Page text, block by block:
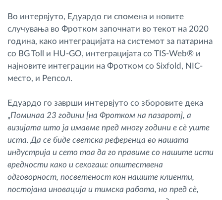
Во интервјуто, Едуардо ги спомена и новите
случувања во Фротком започнати во текот на 2020
година, како интеграцијата на системот за патарина
со BG Toll и HU-GO, интеграцијата со TIS-Web® и
најновите интеграции на Фротком со Sixfold, NIC-
место, и Репсол.
Едуардо го заврши интервјуто со зборовите дека
„Поминаа 23 години [на Фротком на пазарот], а
визијата што ја имавме пред многу години е сè уште
иста. Да се биде светска референца во нашата
индустрија и сето тоа да го правиме со нашите исти
вредности како и секогаш: општествена
одговорност, посветеност кон нашите клиенти,
постојана иновација и тимска работа, но пред сè,